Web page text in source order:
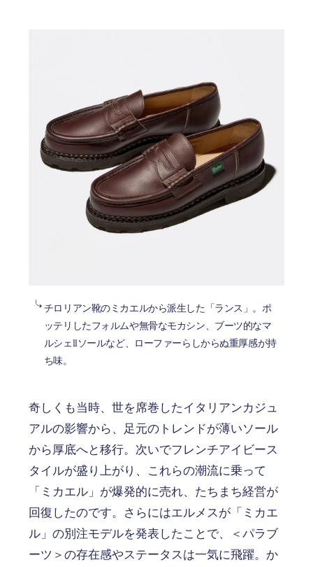
チロリアン靴のミカエルから派生した「ランス」。ポ
ッテリしたフォルムや無骨なモカシン、ブーツ的なマ
ルシェllソールなど、ローファーらしからぬ重厚感が持
ち味。
奇しくも当時、世を席巻したイタリアンカジュ
アルの影響から、足元のトレンドが薄いソール
から厚底へと移行。次いでフレンチアイビース
タイルが盛り上がり、これらの潮流に乗って
「ミカエル」が爆発的に売れ、たちまち経営が
回復したのです。さらにはエルメスが「ミカエ
ル」の別注モデルを発表したことで、＜パラブ
ーツ＞の存在感やステータスは一気に飛躍。か